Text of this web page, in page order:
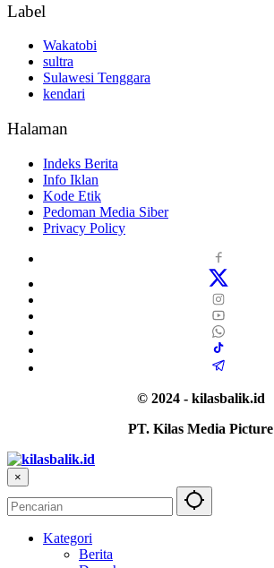
Label
Wakatobi
sultra
Sulawesi Tenggara
kendari
Halaman
Indeks Berita
Info Iklan
Kode Etik
Pedoman Media Siber
Privacy Policy
© 2024 - kilasbalik.id
PT. Kilas Media Picture
×
Kategori
Berita